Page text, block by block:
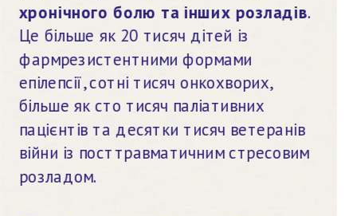
хронічного болю та інших розладів.
Це більше як 20 тисяч дітей із
фармрезистентними формами
епілепсії, сотні тисяч онкохворих,
більше як сто тисяч паліативних
пацієнтів та десятки тисяч ветеранів
війни із посттравматичним стресовим
розладом.